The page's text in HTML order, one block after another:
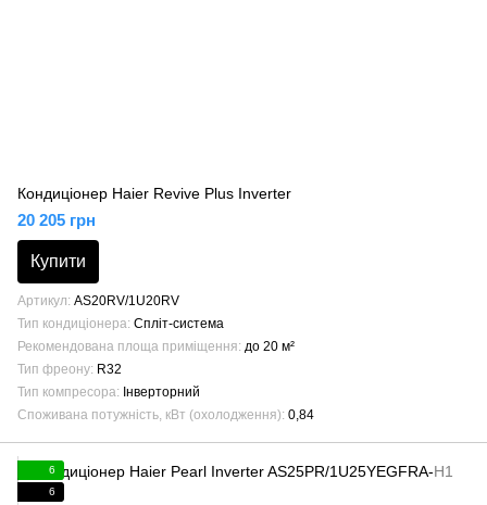
Кондиціонер Haier Revive Plus Inverter
20 205 грн
Купити
Артикул AS20RV/1U20RV
Тип кондиціонера Спліт-система
Рекомендована площа приміщення до 20 м²
Тип фреону R32
Тип компресора
Інверторний
Споживана потужність, кВт (охолодження) 0,84
6
6